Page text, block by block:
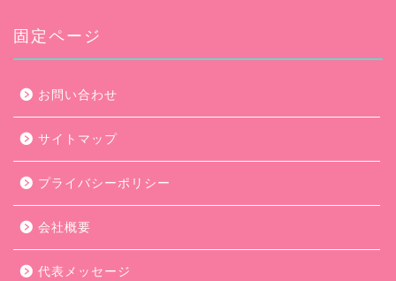
ブ
固定ページ
お問い合わせ
サイトマップ
プライバシーポリシー
会社概要
代表メッセージ